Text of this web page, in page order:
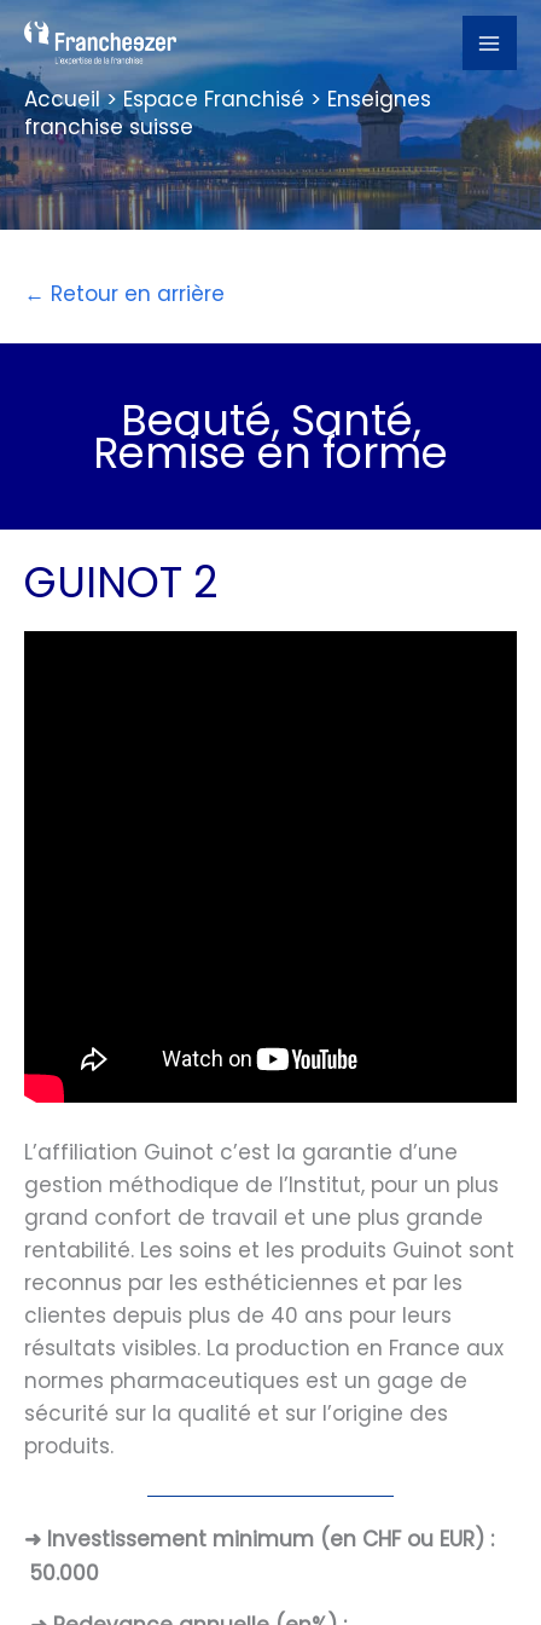
Aller
au
contenu
Accueil>Espace Franchisé > Enseignes
franchise suisse
← Retour en arrière
Beauté, Santé,
Remise en forme
GUINOT 2
L’affiliation Guinot c’est la garantie d’une
gestion méthodique de l’Institut, pour un plus
grand confort de travail et une plus grande
rentabilité. Les soins et les produits Guinot sont
reconnus par les esthéticiennes et par les
clientes depuis plus de 40 ans pour leurs
résultats visibles. La production en France aux
normes pharmaceutiques est un gage de
sécurité sur la qualité et sur l’origine des
produits.
➜ Investissement minimum (en CHF ou EUR) :
50.000